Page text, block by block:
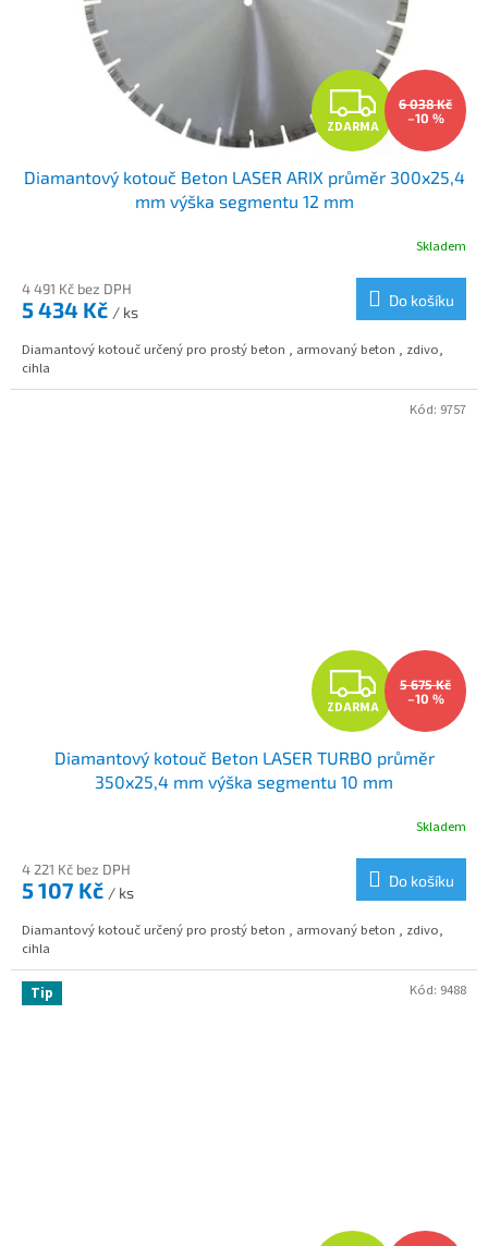
Z
D
A
M
A
ZDARMA
6 038 Kč
–10 %
Diamantový kotouč Beton LASER ARIX průměr 300x25,4
mm výška segmentu 12 mm
Skladem
4 491 Kč bez DPH
5 434 Kč / ks
Do košíku
Diamantový kotouč určený pro prostý beton , armovaný beton , zdivo,
cihla
Z
D
A
M
A
ZDARMA
5 675 Kč
–10 %
Diamantový kotouč Beton LASER TURBO průměr
350x25,4 mm výška segmentu 10 mm
Skladem
4 221 Kč bez DPH
5 107 Kč / ks
Do košíku
Diamantový kotouč určený pro prostý beton , armovaný beton , zdivo,
cihla
Kód: 9757
Tip Kód: 9488